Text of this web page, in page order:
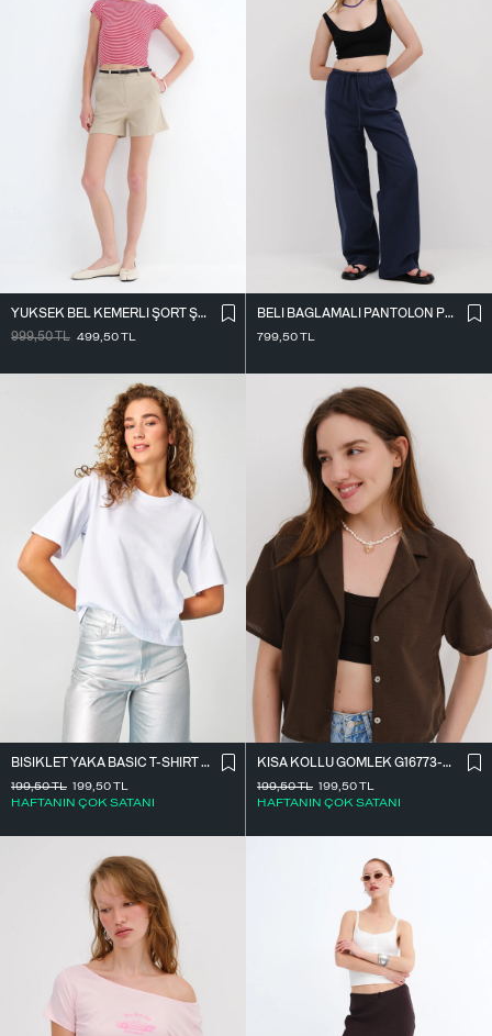
YÜKSEK BEL KEMERLI ŞORT Ş02336
999,50TL 499,50TL
BELI BAĞLAMALI PANTOLON PN17449
799,50TL
BISIKLET YAKA BASIC T-SHIRT P1002-E8
199,50TL
HAFTANIN ÇOK SATANI
199,50TL
KISA KOLLU GÖMLEK G16773-Z8
199,50TL
HAFTANIN ÇOK SATANI
199,50TL